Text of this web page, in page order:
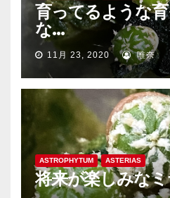
育ってるような
な…
11月 23, 2020 唯奈
ASTROPHYTUM ASTERIAS
将来が楽しみな